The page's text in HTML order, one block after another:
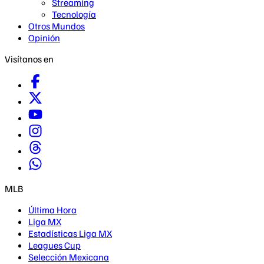
Streaming
Tecnología
Otros Mundos
Opinión
Visítanos en
MLB
Última Hora
Liga MX
Estadísticas Liga MX
Leagues Cup
Selección Mexicana